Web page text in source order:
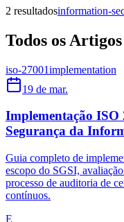
2 resultadosinformation-
Todos os Artigos
iso-27001implementation
19 de mar.
Implementação ISO
Segurança da
Guia completo de
escopo do SGSI,
processo de auditoria de
contínuos.
E